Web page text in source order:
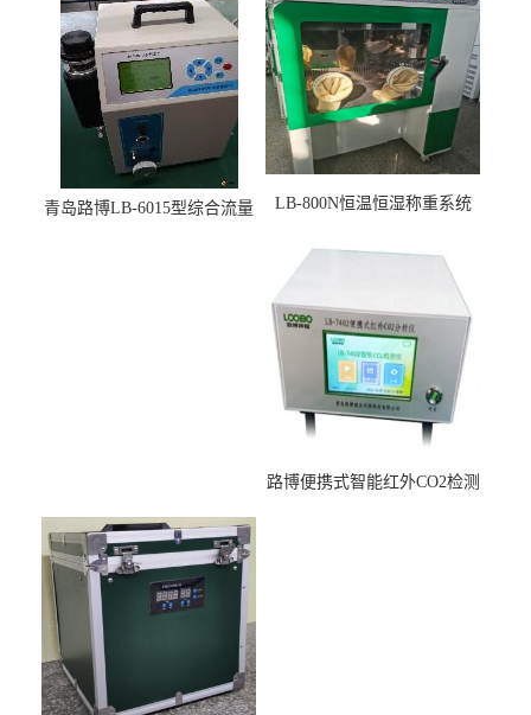
青岛路博LB-6015型综合流量
LB-800N恒温恒湿称重系统
路博便携式智能红外CO2检测